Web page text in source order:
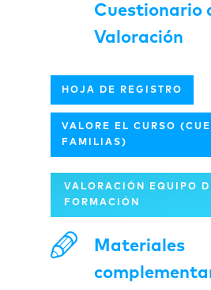
Cuestionario
Valoración
HOJA DE REGISTRO
VALORE EL CURSO
FAMILIAS)
VALORACIÓN EQUIPO
FORMACIÓN
Materiales